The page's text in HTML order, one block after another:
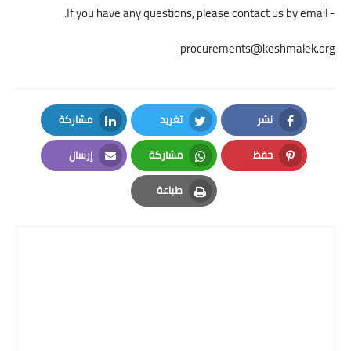
- If you have any questions, please contact us by email.
procurements@keshmalek.org
نشر
Facebook
تغريد
Twitter
مشاركة
LinkedIn
حفظ
Pinterest
مشاركة
Whatsapp
إرسال
Email
طباعة
Print